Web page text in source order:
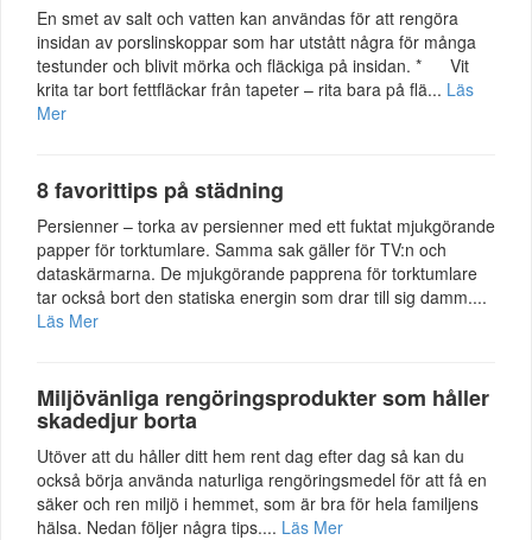
En smet av salt och vatten kan användas för att rengöra
insidan av porslinskoppar som har utstått några för många
testunder och blivit mörka och fläckiga på insidan. * Vit
krita tar bort fettfläckar från tapeter – rita bara på flä... Läs
Mer
8 favorittips på städning
Persienner – torka av persienner med ett fuktat mjukgörande
papper för torktumlare. Samma sak gäller för TV:n och
dataskärmarna. De mjukgörande papprena för torktumlare
tar också bort den statiska energin som drar till sig damm....
Läs Mer
Miljövänliga rengöringsprodukter som håller
skadedjur borta
Utöver att du håller ditt hem rent dag efter dag så kan du
också börja använda naturliga rengöringsmedel för att få en
säker och ren miljö i hemmet, som är bra för hela familjens
hälsa. Nedan följer några tips.... Läs Mer